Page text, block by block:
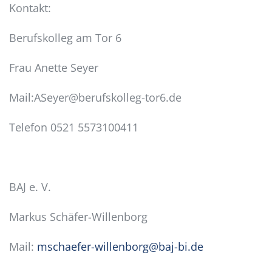
Kontakt:
Berufskolleg am Tor 6
Frau Anette Seyer
Mail:ASeyer@berufskolleg-tor6.de
Telefon 0521 5573100411
BAJ e. V.
Markus Schäfer-Willenborg
Mail: mschaefer-willenborg@baj-bi.de